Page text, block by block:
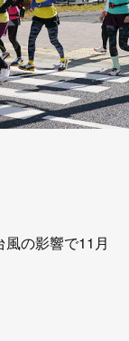
の影響で11月